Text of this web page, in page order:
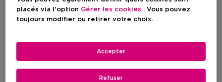
placés via l'option Gérer les cookies . Vous pouvez
toujours modifier ou retirer votre choix.
Refuser
Accepter